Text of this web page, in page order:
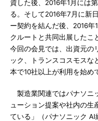
資した後、2016年1月には
る。そして2016年7月に新
ー契約を結んだ後、2016年
クルートと共同出展したこ
今回の会見では、出資元の
ック、トランスコスモスな
本で10社以上が利用を始め
製造業関連ではパナソニ
ューション提案や社内の生
ている」（パナソニック